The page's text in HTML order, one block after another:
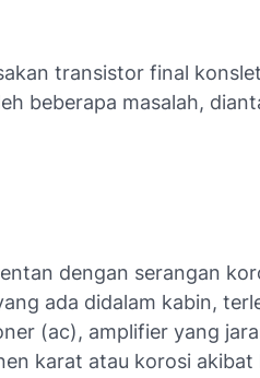
transistor final
beberapa masalah,
dengan serangan
ada didalam kabin,
(ac), amplifier yang
karat atau korosi akibat